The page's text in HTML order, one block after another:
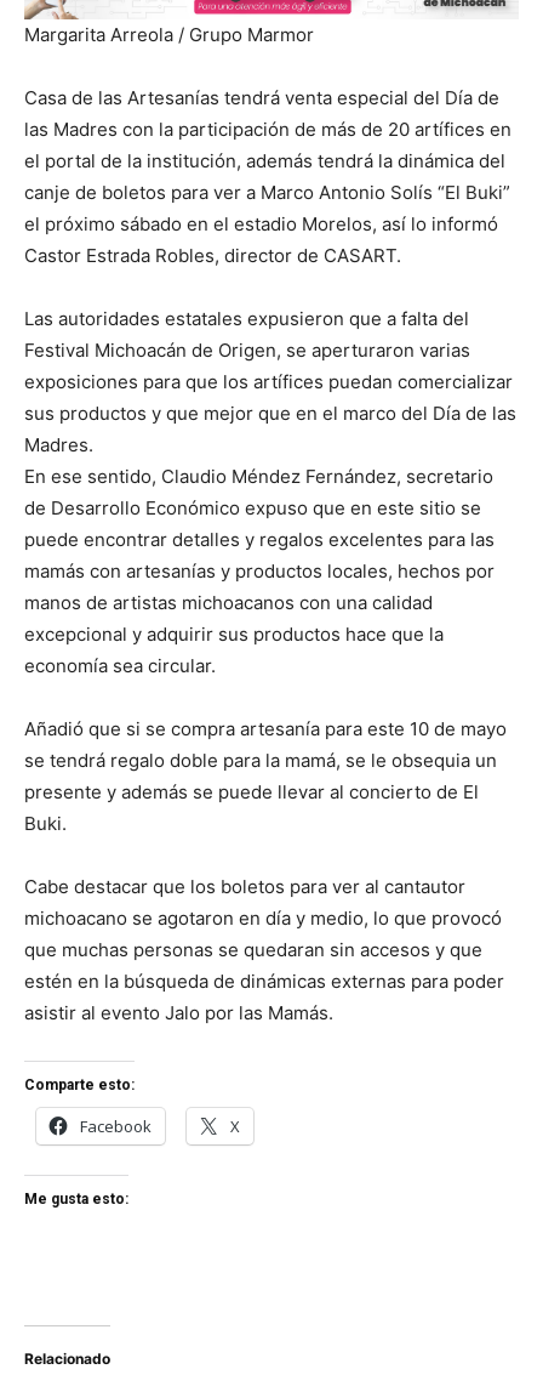
Margarita Arreola / Grupo Marmor
Casa de las Artesanías tendrá venta especial del Día de
las Madres con la participación de más de 20 artífices en
el portal de la institución, además tendrá la dinámica del
canje de boletos para ver a Marco Antonio Solís “El Buki”
el próximo sábado en el estadio Morelos, así lo informó
Castor Estrada Robles, director de CASART.
Las autoridades estatales expusieron que a falta del
Festival Michoacán de Origen, se aperturaron varias
exposiciones para que los artífices puedan comercializar
sus productos y que mejor que en el marco del Día de las
Madres.
En ese sentido, Claudio Méndez Fernández, secretario
de Desarrollo Económico expuso que en este sitio se
puede encontrar detalles y regalos excelentes para las
mamás con artesanías y productos locales, hechos por
manos de artistas michoacanos con una calidad
excepcional y adquirir sus productos hace que la
economía sea circular.
Añadió que si se compra artesanía para este 10 de mayo
se tendrá regalo doble para la mamá, se le obsequia un
presente y además se puede llevar al concierto de El
Buki.
Cabe destacar que los boletos para ver al cantautor
michoacano se agotaron en día y medio, lo que provocó
que muchas personas se quedaran sin accesos y que
estén en la búsqueda de dinámicas externas para poder
asistir al evento Jalo por las Mamás.
Comparte esto:
Facebook X
Me gusta esto:
Relacionado